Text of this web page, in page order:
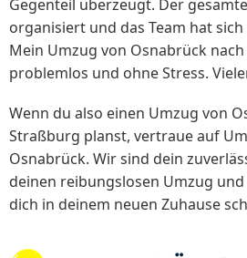
Gegenteil überzeugt. Der
organisiert und das Team hat
Mein Umzug von Osnabrück
problemlos und ohne Stress.
Wenn du also einen Umzug von
Straßburg planst, vertraue auf
Osnabrück. Wir sind dein
deinen reibungslosen Umzug
dich in deinem neuen Zuhause